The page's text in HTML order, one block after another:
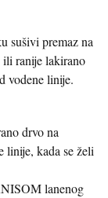
sušivi premaz na
ili ranije lakirano
vodene linije.
drvo na
linije, kada se želi
lanenog